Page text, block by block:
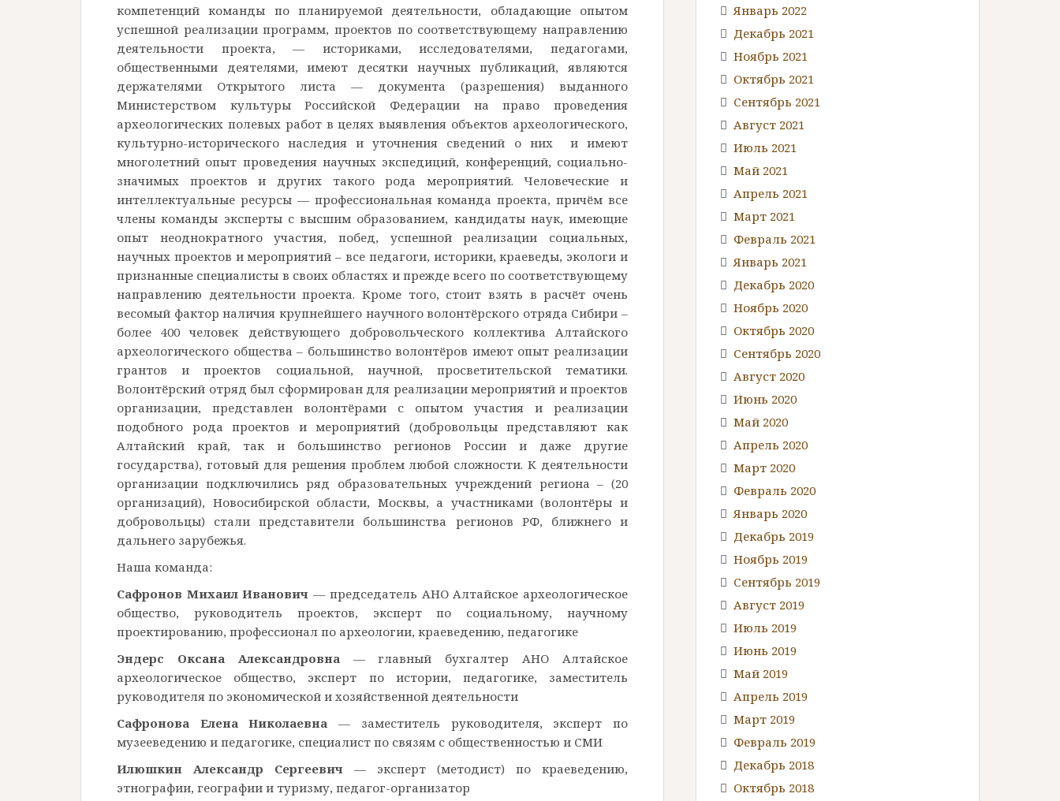
компетенций команды по планируемой деятельности, обладающие опытом
успешной реализации программ, проектов по соответствующему направлению
деятельности проекта, — историками, исследователями, педагогами,
общественными деятелями, имеют десятки научных публикаций, являются
держателями Открытого листа — документа (разрешения) выданного
Министерством культуры Российской Федерации на право проведения
археологических полевых работ в целях выявления объектов археологического,
культурно-исторического наследия и уточнения сведений о них и имеют
многолетний опыт проведения научных экспедиций, конференций, социально-
значимых проектов и других такого рода мероприятий. Человеческие и
интеллектуальные ресурсы — профессиональная команда проекта, причём все
члены команды эксперты с высшим образованием, кандидаты наук, имеющие
опыт неоднократного участия, побед, успешной реализации социальных,
научных проектов и мероприятий – все педагоги, историки, краеведы, экологи и
признанные специалисты в своих областях и прежде всего по соответствующему
направлению деятельности проекта. Кроме того, стоит взять в расчёт очень
весомый фактор наличия крупнейшего научного волонтёрского отряда Сибири –
более 400 человек действующего добровольческого коллектива Алтайского
археологического общества – большинство волонтёров имеют опыт реализации
грантов и проектов социальной, научной, просветительской тематики.
Волонтёрский отряд был сформирован для реализации мероприятий и проектов
организации, представлен волонтёрами с опытом участия и реализации
подобного рода проектов и мероприятий (добровольцы представляют как
Алтайский край, так и большинство регионов России и даже другие
государства), готовый для решения проблем любой сложности. К деятельности
организации подключились ряд образовательных учреждений региона – (20
организаций), Новосибирской области, Москвы, а участниками (волонтёры и
добровольцы) стали представители большинства регионов РФ, ближнего и
дальнего зарубежья.
Наша команда:
Сафронов Михаил Иванович — председатель АНО Алтайское археологическое
общество, руководитель проектов, эксперт по социальному, научному
проектированию, профессионал по археологии, краеведению, педагогике
Эндерс Оксана Александровна — главный бухгалтер АНО Алтайское
археологическое общество, эксперт по истории, педагогике, заместитель
руководителя по экономической и хозяйственной деятельности
Сафронова Елена Николаевна — заместитель руководителя, эксперт по
музееведению и педагогике, специалист по связям с общественностью и СМИ
Илюшкин Александр Сергеевич — эксперт (методист) по краеведению,
этнографии, географии и туризму, педагог-организатор
Январь 2022
Декабрь 2021
Ноябрь 2021
Октябрь 2021
Сентябрь 2021
Август 2021
Июль 2021
Май 2021
Апрель 2021
Март 2021
Февраль 2021
Январь 2021
Декабрь 2020
Ноябрь 2020
Октябрь 2020
Сентябрь 2020
Август 2020
Июнь 2020
Май 2020
Апрель 2020
Март 2020
Февраль 2020
Январь 2020
Декабрь 2019
Ноябрь 2019
Сентябрь 2019
Август 2019
Июль 2019
Июнь 2019
Май 2019
Апрель 2019
Март 2019
Февраль 2019
Декабрь 2018
Октябрь 2018